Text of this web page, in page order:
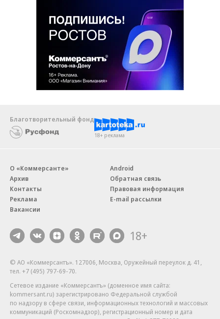
Благотворительный фонд
18+ реклама
О «Коммерсанте»
Архив
Контакты
Реклама
Вакансии
Android
Обратная связь
Правовая информация
E-mail рассылки
18+
© АО «Коммерсантъ». 127006, Москва, Оружейный переулок д. 41,
тел. +7 (495) 797-69-70.
Сетевое издание «Коммерсантъ» (доменное имя сайта:
kommersant.ru) зарегистрировано Федеральной службой
по надзору в сфере связи, информационных технологий и массовых
коммуникаций (Роскомнадзор), регистрационный номер и дата